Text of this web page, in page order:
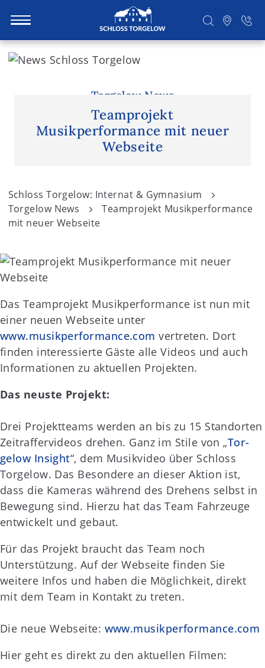
S
Torgelow News
Teamprojekt
Musikperformance mit neuer
Webseite
Schloss Torgelow: Internat & Gymnasium
Torgelow News
Teamprojekt Musikperformance
mit neuer Webseite
Das Teamprojekt Musikperformance ist nun mit
einer neuen Webseite unter
www.musikperformance.com vertreten. Dort
finden interessierte Gäste alle Videos und auch
Informationen zu aktuellen Projekten.
Das neuste Projekt:
Drei Projektteams werden an bis zu 15 Standorten
Zeitraffervideos drehen. Ganz im Stile von „Tor­
gelow Insight“, dem Musikvideo über Schloss
Torgelow. Das Besondere an dieser Aktion ist,
dass die Kameras während des Drehens selbst in
Bewegung sind. Hierzu hat das Team Fahrzeuge
entwickelt und gebaut.
Für das Projekt braucht das Team noch
Unterstützung. Auf der Webseite finden Sie
weitere Infos und haben die Möglichkeit, direkt
mit dem Team in Kontakt zu treten.
Die neue Webseite: www.musikperformance.com
Hier geht es direkt zu den aktuellen Filmen: